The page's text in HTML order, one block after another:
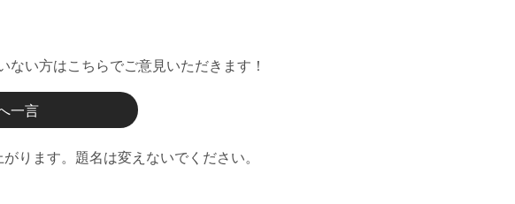
ない方はこちらでご意見いただきます！
一言
ります。題名は変えないでください。